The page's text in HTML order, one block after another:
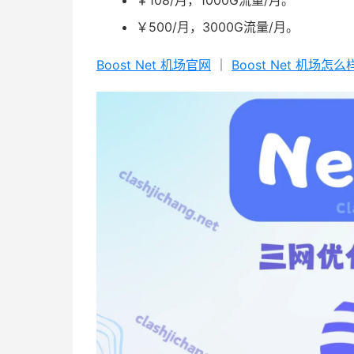
￥500/月，3000G流量/月。
Boost Net 机场官网 Boost Net 机场怎么